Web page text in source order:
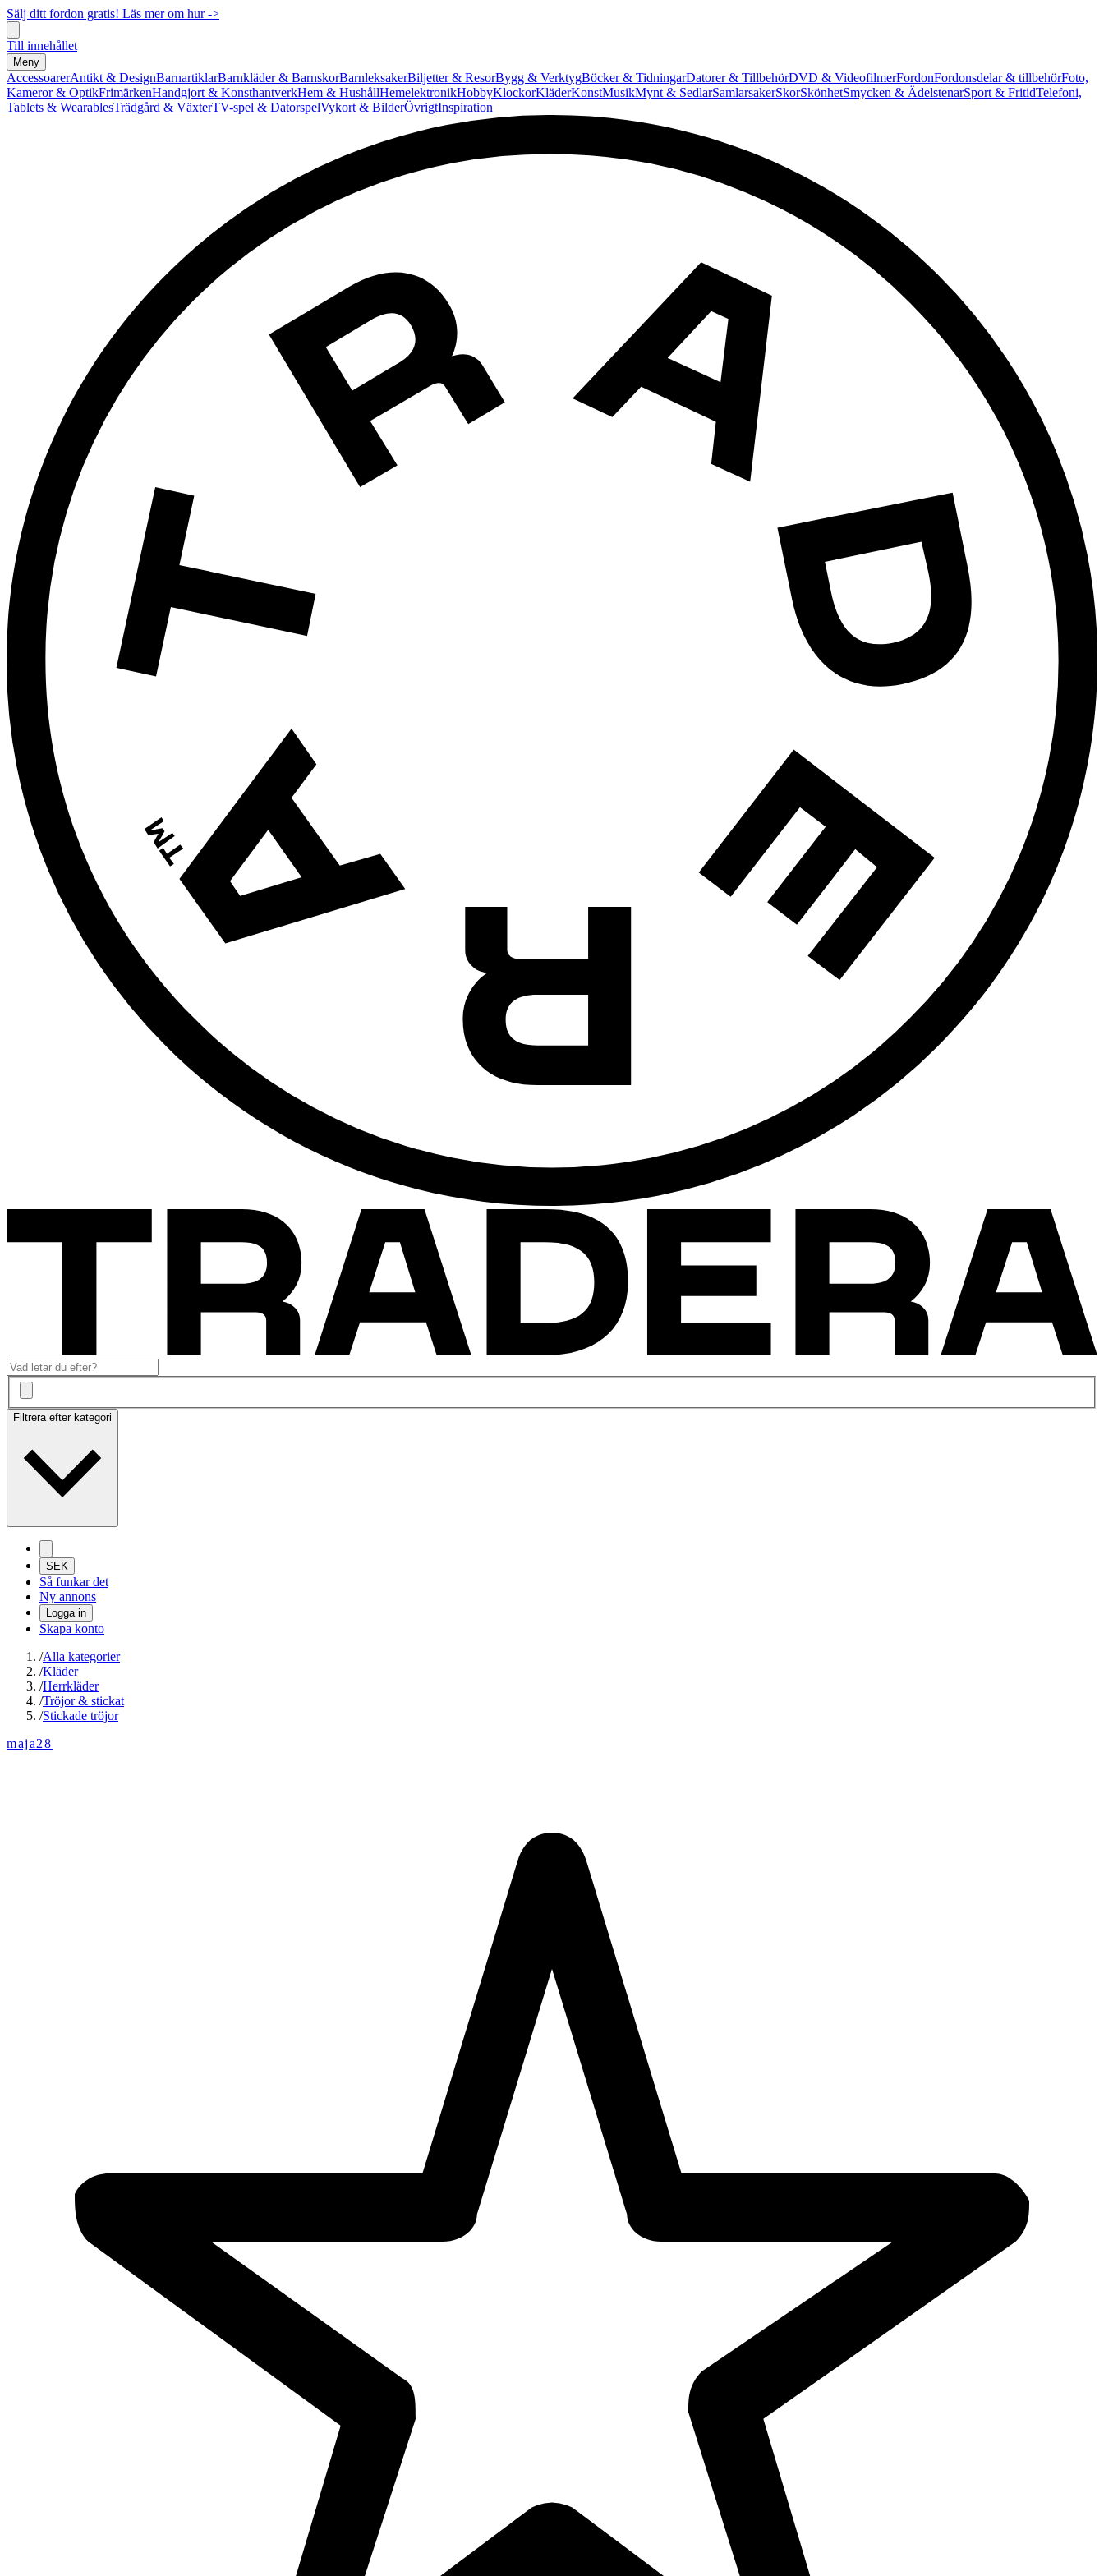
Sälj ditt fordon gratis! Läs mer om hur ->
Till innehållet
Meny
AccessoarerAntikt & DesignBarnartiklarBarnkläder & BarnskorBarnleksakerBiljetter & ResorBygg & VerktygBöcker & TidningarDatorer & TillbehörDVD & VideofilmerFordonFordonsdelar & tillbehörFoto,
Kameror & OptikFrimärkenHandgjort & KonsthantverkHem & HushållHemelektronikHobbyKlockorKläderKonstMusikMynt & SedlarSamlarsakerSkorSkönhetSmycken & ÄdelstenarSport & FritidTelefoni,
Tablets & WearablesTrädgård & VäxterTV-spel & DatorspelVykort & BilderÖvrigtInspiration
Filtrera efter kategori
SEK
Så funkar det
Ny annons
Logga in
Skapa konto
/Alla kategorier
/Kläder
/Herrkläder
/Tröjor & stickat
/Stickade tröjor
maja28